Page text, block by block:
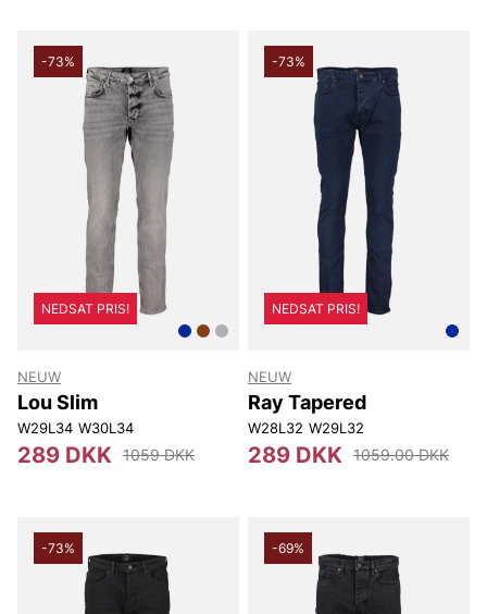
-73%
NEDSAT PRIS!
NEUW
Lou Slim
W29L34 W30L34
289 DKK 1059 DKK
-73%
NEDSAT PRIS!
NEUW
Ray Tapered
W28L32 W29L32
289 DKK 1059.00 DKK
-73% -69%